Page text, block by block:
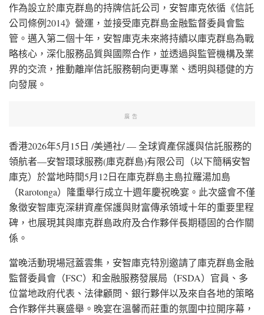
作為設立於庫克群島的持牌信託公司，安智庫克依循《信託
公司條例2014》營運，並接受庫克群島金融監督委員會監
管。邁入第二個十年，安智庫克未來將持續以庫克群島為戰
略核心，深化服務品質與國際合作，並透過與監管機構及業
界的交流，推動離岸信託服務朝向更專業、透明與穩健的方
向發展。
廣告
香港2026年5月15日 /美通社/ — 全球資產保護與信託服務的
領航者—安智環球服務(庫克群島)有限公司（以下簡稱安智
庫克）於當地時間5月12日在庫克群島主島拉羅湯加島
（Rarotonga）隆重舉行成立十週年慶祝晚宴。此次盛會不僅
象徵安智庫克深耕資產保護與財富傳承領域十年的重要里程
碑，也展現其與庫克群島政府及合作夥伴長期穩固的合作關
係。
當晚活動現場冠蓋雲集，安智庫克特別邀請了庫克群島金融
監督委員會（FSC）和金融服務發展局（FSDA）官員、多
位當地政府代表、法律顧問、銀行夥伴以及來自各地的策略
合作夥伴共襄盛舉。晚宴在溫馨而莊重的氛圍中拉開序幕，